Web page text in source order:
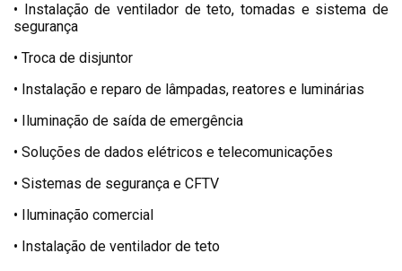
• Instalação de ventilador de teto, tomadas e sistema de
segurança
• Troca de disjuntor
• Instalação e reparo de lâmpadas, reatores e luminárias
• Iluminação de saída de emergência
• Soluções de dados elétricos e telecomunicações
• Sistemas de segurança e CFTV
• Iluminação comercial
• Instalação de ventilador de teto